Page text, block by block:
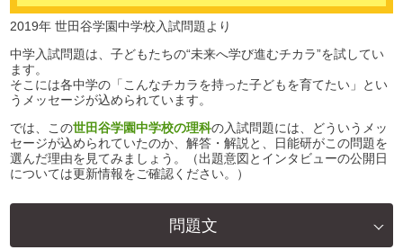
2019年 世田谷学園中学校入試問題より
中学入試問題は、子どもたちの“未来へ学び進むチカラ”を試してい
ます。
そこには各中学の「こんなチカラを持った子どもを育てたい」とい
うメッセージが込められています。
では、この世田谷学園中学校の理科の入試問題には、どういうメッ
セージが込められていたのか、解答・解説と、日能研がこの問題を
選んだ理由を見てみましょう。（出題意図とインタビューの公開日
については更新情報をご確認ください。）
問題文